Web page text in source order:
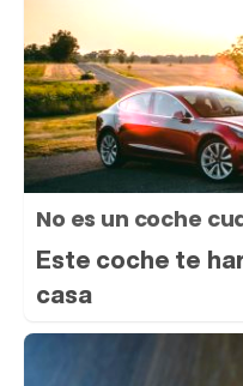
No es un coche
Este coche te
casa